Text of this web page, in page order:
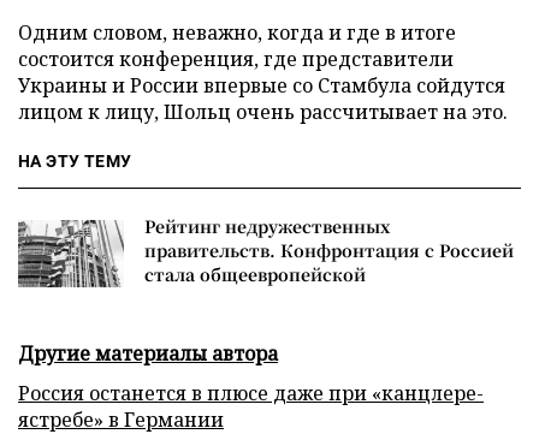
Одним словом, неважно, когда и где в итоге
состоится конференция, где представители
Украины и России впервые со Стамбула сойдутся
лицом к лицу, Шольц очень рассчитывает на это.
НА ЭТУ ТЕМУ
Рейтинг недружественных
правительств. Конфронтация с Россией
стала общеевропейской
Другие материалы автора
Россия останется в плюсе даже при «канцлере-
ястребе» в Германии